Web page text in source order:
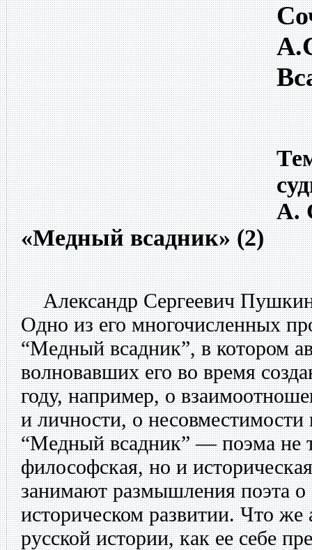
А.
«Медный всадник» (2)
Александр Сергеевич Пушкин
Одно из его многочисленных
“Медный всадник”, в котором
волновавших его во время
году, например, о
и личности, о
“Медный всадник” — поэма не
философская, но и
занимают размышления поэта о
историческом развитии. Что же
русской истории, как ее себе